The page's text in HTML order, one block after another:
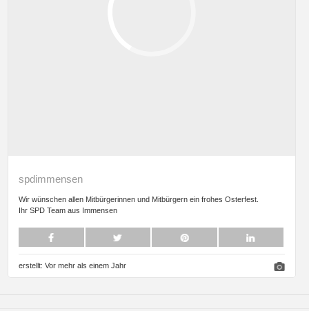
spdimmensen
Wir wünschen allen Mitbürgerinnen und Mitbürgern ein frohes Osterfest.
Ihr SPD Team aus Immensen
erstellt: Vor mehr als einem Jahr